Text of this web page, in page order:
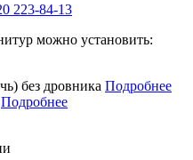
223-84-13
можно установить:
без дровника Подробнее
Подробнее